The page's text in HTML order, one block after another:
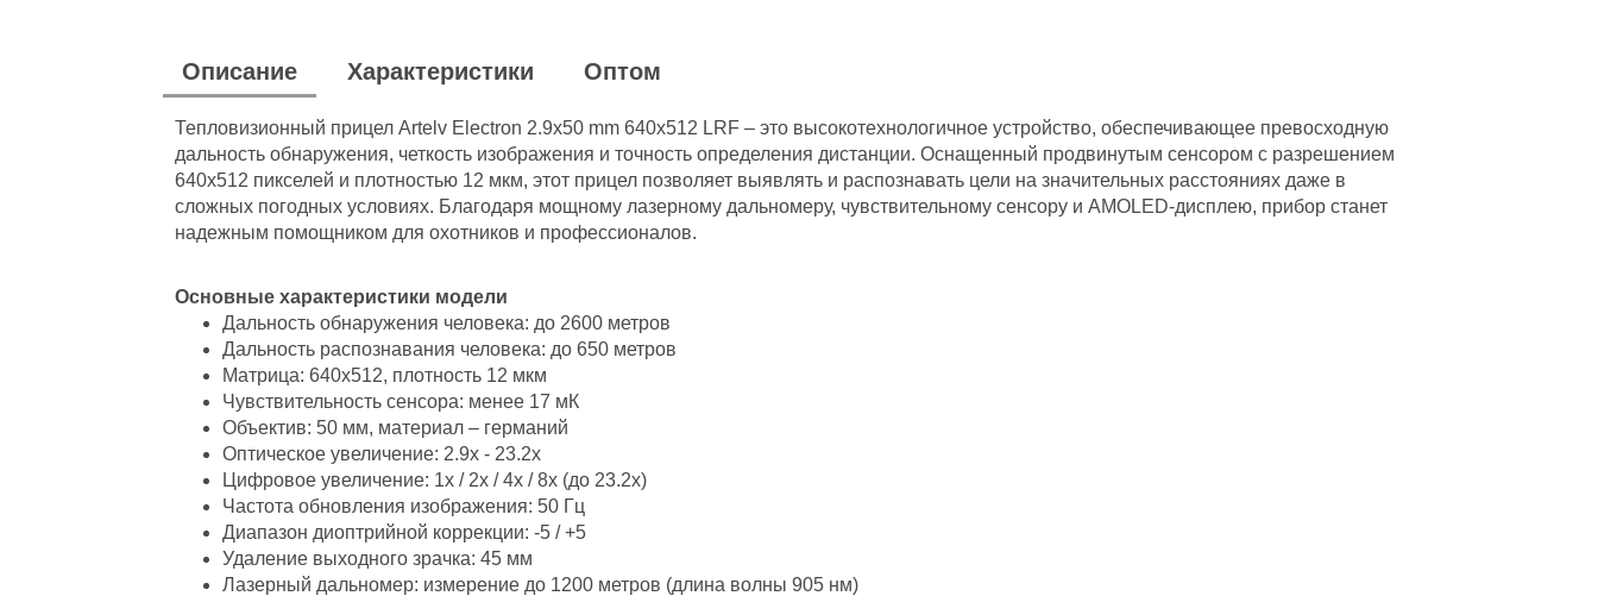
Описание Характеристики Оптом
Тепловизионный прицел Artelv Electron 2.9x50 mm 640x512 LRF – это высокотехнологичное устройство, обеспечивающее превосходную
дальность обнаружения, четкость изображения и точность определения дистанции. Оснащенный продвинутым сенсором с разрешением
640x512 пикселей и плотностью 12 мкм, этот прицел позволяет выявлять и распознавать цели на значительных расстояниях даже в
сложных погодных условиях. Благодаря мощному лазерному дальномеру, чувствительному сенсору и AMOLED-дисплею, прибор станет
надежным помощником для охотников и профессионалов.
Основные характеристики модели
Дальность обнаружения человека: до 2600 метров
Дальность распознавания человека: до 650 метров
Матрица: 640x512, плотность 12 мкм
Чувствительность сенсора: менее 17 мК
Объектив: 50 мм, материал – германий
Оптическое увеличение: 2.9x - 23.2x
Цифровое увеличение: 1x / 2x / 4x / 8x (до 23.2x)
Частота обновления изображения: 50 Гц
Диапазон диоптрийной коррекции: -5 / +5
Удаление выходного зрачка: 45 мм
Лазерный дальномер: измерение до 1200 метров (длина волны 905 нм)